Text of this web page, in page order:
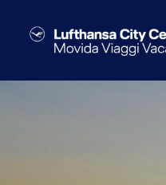
contenuto